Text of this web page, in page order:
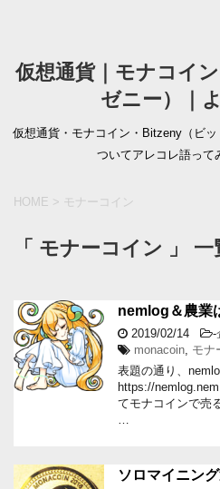
仮想通貨｜モナコイ
ゼニー）｜
仮想通貨・モナコイン・Bitzeny（ビ
ついてアレコレ語って
HOME > モナーコイン
「 モナーコイン 」 一
nemlog＆農業
2019/02/14 -
monacoin, モナ
表題の通り、
https://
てモナコインで売
…
ソロマイニン